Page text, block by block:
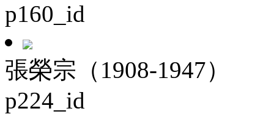
p160_id
張榮宗（1908-1947）
p224_id